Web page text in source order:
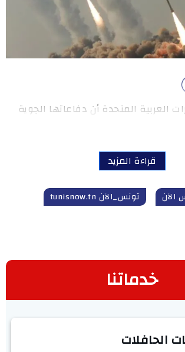
العربية المتحدة أن دفاعاتها الجوية
قراءة المزيد
الآن
تونس_الآن tunisnow.tn
خدماتنا
الحافلات